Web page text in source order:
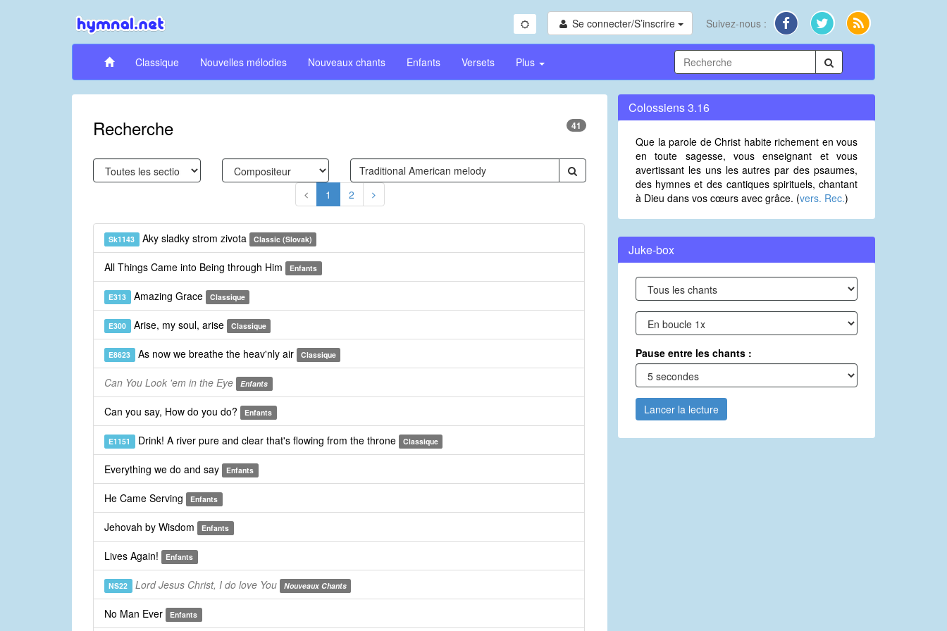
Se connecter/S’inscrire Suivez-nous :
Classique Nouvelles mélodies Nouveaux chants Enfants Versets Plus
Recherche 41
1 2
Sk1143 Aky sladky strom zivota Classic (Slovak)
All Things Came into Being through Him Enfants
E313 Amazing Grace Classique
E300 Arise, my soul, arise Classique
E8623 As now we breathe the heav'nly air Classique
Can You Look 'em in the Eye Enfants
Can you say, How do you do? Enfants
E1151 Drink! A river pure and clear that's flowing from the throne Classique
Everything we do and say Enfants
He Came Serving Enfants
Jehovah by Wisdom Enfants
Lives Again! Enfants
NS22 Lord Jesus Christ, I do love You Nouveaux Chants
No Man Ever Enfants
Colossiens 3.16
Que la parole de Christ habite richement en vous
en toute sagesse, vous enseignant et vous
avertissant les uns les autres par des psaumes,
des hymnes et des cantiques spirituels, chantant
à Dieu dans vos cœurs avec grâce. (vers. Rec.)
Juke-box
Pause entre les chants :
Lancer la lecture